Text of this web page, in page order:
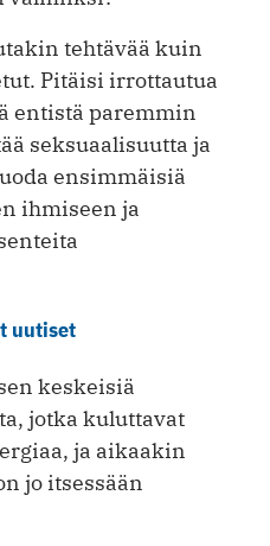
tehtävää kuin
Pitäisi irrottautua
entistä paremmin
seksuaalisuutta ja
ensimmäisiä
ihmiseen ja
uutiset
keskeisiä
jotka kuluttavat
ja aikaakin
jo itsessään